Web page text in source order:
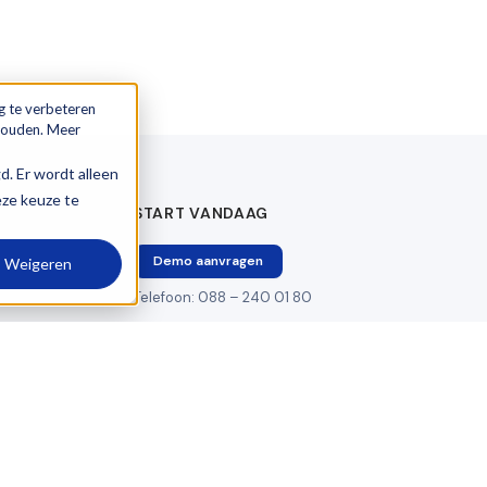
te verbeteren
Meer
Er wordt alleen
keuze te
Weigeren
START VANDAAG
Demo aanvragen
Telefoon: 088 – 240 01 80